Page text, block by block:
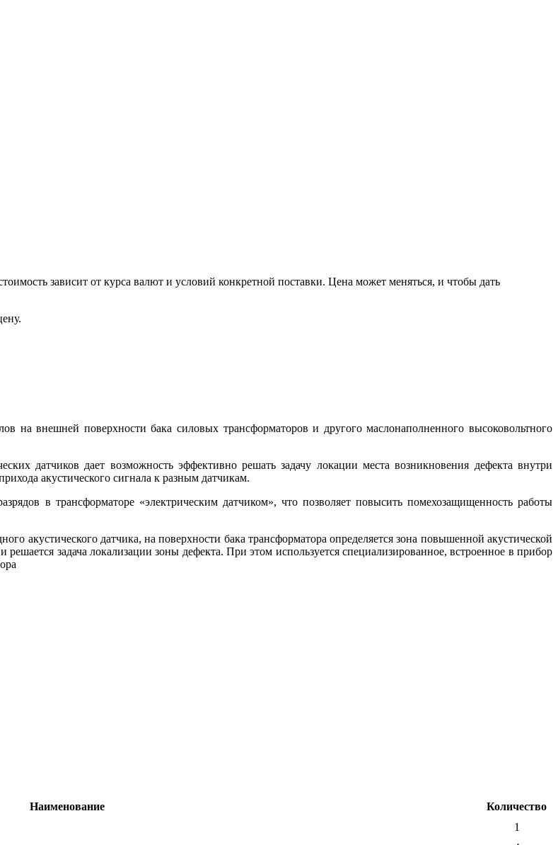
зависит от курса валют и условий конкретной поставки. Цена может меняться, и чтобы дать
на внешней поверхности бака силовых трансформаторов и другого маслонаполненного высоковольтного
датчиков дает возможность эффективно решать задачу локации места возникновения дефекта внутри
акустического сигнала к разным датчикам.
в трансформаторе «электрическим датчиком», что позволяет повысить помехозащищенность работы
акустического датчика, на поверхности бака трансформатора определяется зона повышенной акустической
задача локализации зоны дефекта. При этом используется специализированное, встроенное в прибор
Наименование
Количество
1